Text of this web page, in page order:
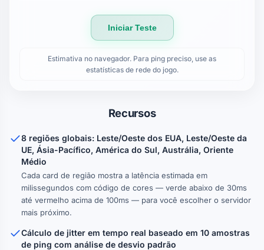
Iniciar Teste
Estimativa no navegador. Para ping preciso, use as
estatísticas de rede do jogo.
Recursos
8 regiões globais: Leste/Oeste dos EUA, Leste/Oeste da
UE, Ásia-Pacífico, América do Sul, Austrália, Oriente
Médio
Cada card de região mostra a latência estimada em
milissegundos com código de cores — verde abaixo de 30ms
até vermelho acima de 100ms — para você escolher o servidor
mais próximo.
Cálculo de jitter em tempo real baseado em 10 amostras
de ping com análise de desvio padrão